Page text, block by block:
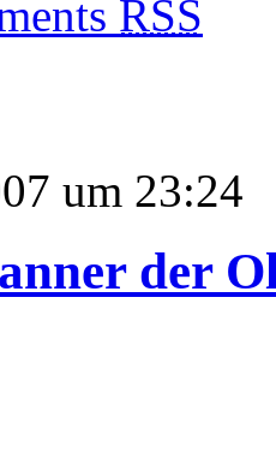
RSS
um 23:24
der